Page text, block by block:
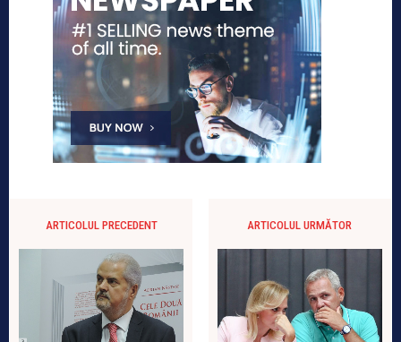
ARTICOLUL PRECEDENT ARTICOLUL URMĂTOR